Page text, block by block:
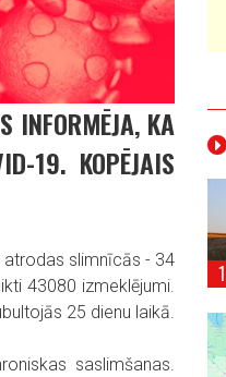
INFORMĒJA, KA
19. KOPĒJAIS
atrodas slimnīcās - 34
43080 izmeklējumi.
25 dienu laikā.
saslimšanas.